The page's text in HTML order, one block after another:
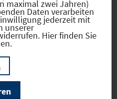
€ /m²
maximal zwei Jahren)
Daten verarbeiten
jederzeit mit
unserer
Hier finden Sie